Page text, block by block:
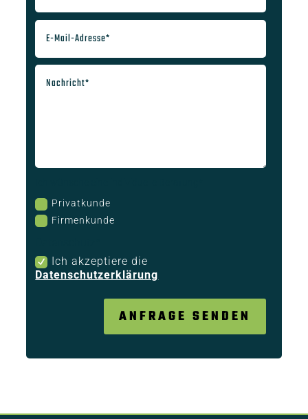
Privatkunde
Firmenkunde
Ich akzeptiere die
Datenschutzerklärung
ANFRAGE SENDEN